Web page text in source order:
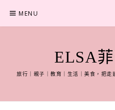
content
MENU
ELSA
旅行｜親子｜教育｜生活｜美食，把走